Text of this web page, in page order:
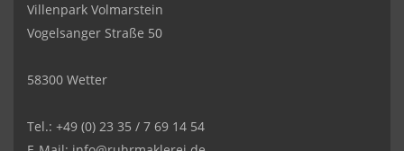
Villenpark Volmarstein
Vogelsanger Straße 50
58300 Wetter
Tel.: +49 (0) 23 35 / 7 69 14 54